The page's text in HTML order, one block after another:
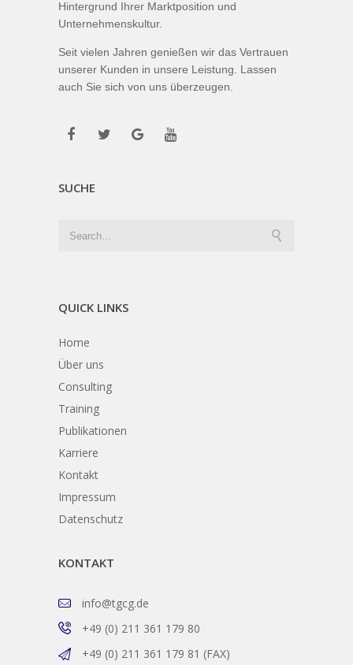
Hintergrund Ihrer Marktposition und
Unternehmenskultur.
Seit vielen Jahren genießen wir das Vertrauen
unserer Kunden in unsere Leistung. Lassen
auch Sie sich von uns überzeugen.
SUCHE
QUICK LINKS
Home
Über uns
Consulting
Training
Publikationen
Karriere
Kontakt
Impressum
Datenschutz
KONTAKT
info@tgcg.de
+49 (0) 211 361 179 80
+49 (0) 211 361 179 81 (FAX)